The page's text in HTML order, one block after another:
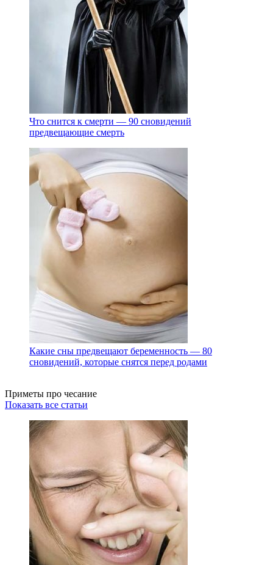
Что снится к смерти — 90 сновидений
предвещающие смерть
Какие сны предвещают беременность — 80
сновидений, которые снятся перед родами
Приметы про чесание
Показать все статьи